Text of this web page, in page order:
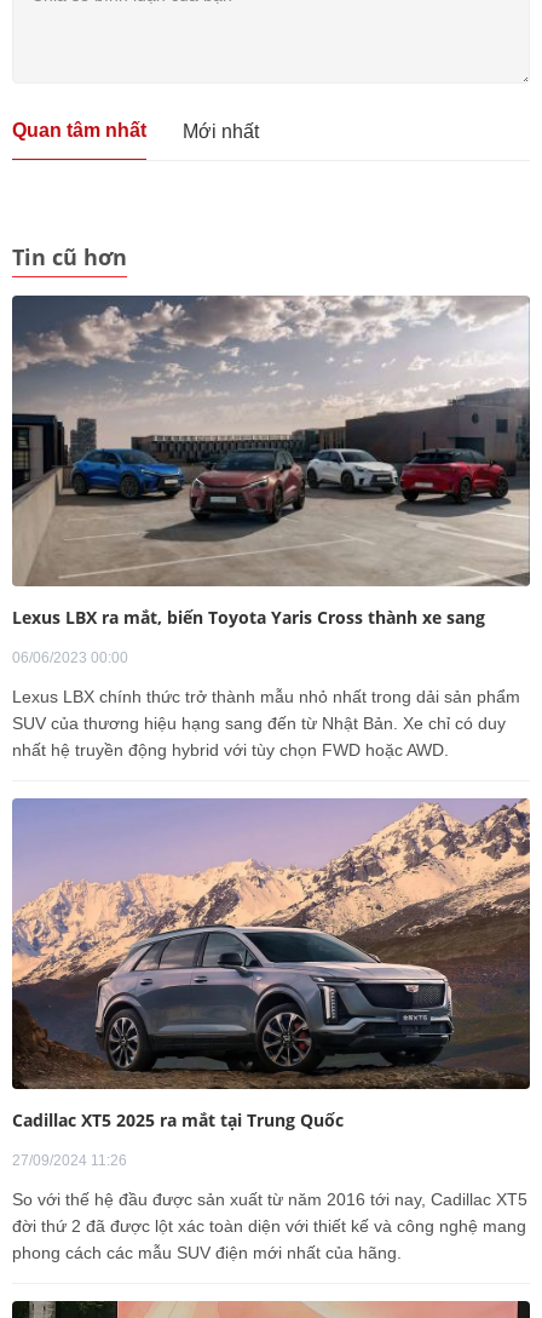
Quan tâm nhất Mới nhất
Tin cũ hơn
Lexus LBX ra mắt, biến Toyota Yaris Cross thành xe sang
06/06/2023 00:00
Lexus LBX chính thức trở thành mẫu nhỏ nhất trong dải sản phẩm
SUV của thương hiệu hạng sang đến từ Nhật Bản. Xe chỉ có duy
nhất hệ truyền động hybrid với tùy chọn FWD hoặc AWD.
Cadillac XT5 2025 ra mắt tại Trung Quốc
27/09/2024 11:26
So với thế hệ đầu được sản xuất từ năm 2016 tới nay, Cadillac XT5
đời thứ 2 đã được lột xác toàn diện với thiết kế và công nghệ mang
phong cách các mẫu SUV điện mới nhất của hãng.